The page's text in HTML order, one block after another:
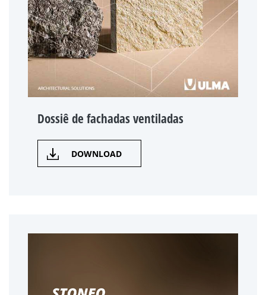
Dossiê de fachadas ventiladas
DOWNLOAD